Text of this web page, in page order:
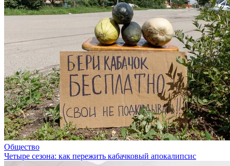
Общество
Четыре сезона: как пережить кабачковый апокалипсис